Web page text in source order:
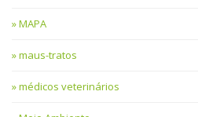
MAPA
maus-tratos
médicos veterinários